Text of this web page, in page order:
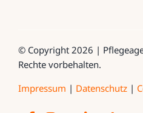
© Copyright 2026 |
Rechte vorbehalten.
Impressum | Datenschutz|